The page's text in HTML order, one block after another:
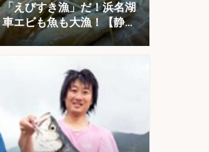
えびすき漁」だ！浜名湖
エビも魚も大漁！【静